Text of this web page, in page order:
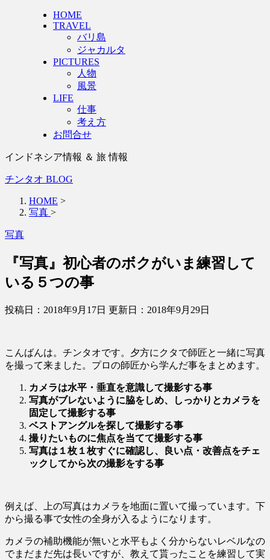
HOME
TRAVEL
バリ島
ジャカルタ
PICTURES
人物
風景
LIFE
仕事
考え方
お問合せ
インドネシア情報 ＆ 旅 情報
チンタオ BLOG
HOME >
写真 >
写真
『写真』初心者のボクがいま練習して
いる５つの事
投稿日：2018年9月17日 更新日： 2018年9月29日
こんばんは。チンタオです。夕方にクタで師匠と一緒に写真
を撮って来ました。プロの師匠から学んだ事をまとめます。
カメラは水平・垂直を意識して撮影する事
写真がブレないように脇をしめ、しっかりとカメラを
固定して撮影する事
ベストアングルを探して撮影する事
撮りたいものに焦点を当てて撮影する事
写真は１枚１枚すぐに確認し、良い点・改善点をチェ
ックしてから次の撮影をする事
例えば、上の写真はカメラを地面に置いて撮っています。下
から撮る事で女性の全身が入るようになります。
カメラの補助機能が無いと水平もよく分からないレベルなの
でまだまだ先は長いですが、教えて貰ったことを練習して実